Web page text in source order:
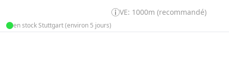
VE: 1000m (recommandé)
en stock Stuttgart (environ 5 jours)